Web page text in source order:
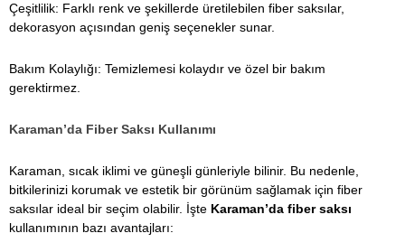
Çeşitlilik: Farklı renk ve şekillerde üretilebilen fiber saksılar,
dekorasyon açısından geniş seçenekler sunar.
Bakım Kolaylığı: Temizlemesi kolaydır ve özel bir bakım
gerektirmez.
Karaman’da Fiber Saksı Kullanımı
Karaman, sıcak iklimi ve güneşli günleriyle bilinir. Bu nedenle,
bitkilerinizi korumak ve estetik bir görünüm sağlamak için fiber
saksılar ideal bir seçim olabilir. İşte Karaman’da fiber saksı
kullanımının bazı avantajları: